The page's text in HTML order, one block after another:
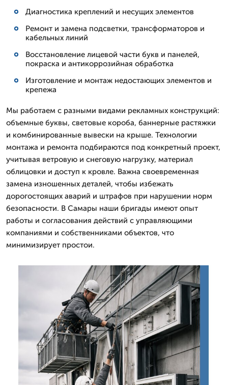
Диагностика креплений и несущих элементов
Ремонт и замена подсветки, трансформаторов и
кабельных линий
Восстановление лицевой части букв и панелей,
покраска и антикоррозийная обработка
Изготовление и монтаж недостающих элементов и
крепежа
Мы работаем с разными видами рекламных конструкций:
объемные буквы, световые короба, баннерные растяжки
и комбинированные вывески на крыше. Технологии
монтажа и ремонта подбираются под конкретный проект,
учитывая ветровую и снеговую нагрузку, материал
облицовки и доступ к кровле. Важна своевременная
замена изношенных деталей, чтобы избежать
дорогостоящих аварий и штрафов при нарушении норм
безопасности. В Самары наши бригады имеют опыт
работы и согласования действий с управляющими
компаниями и собственниками объектов, что
минимизирует простои.